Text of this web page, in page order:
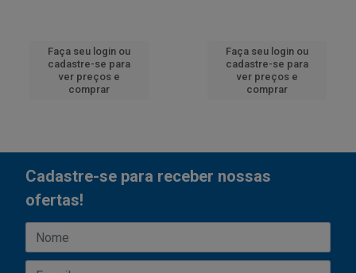
Faça seu login ou
cadastre-se para
ver preços e
comprar
Faça seu login ou
cadastre-se para
ver preços e
comprar
Cadastre-se para receber nossas
ofertas!